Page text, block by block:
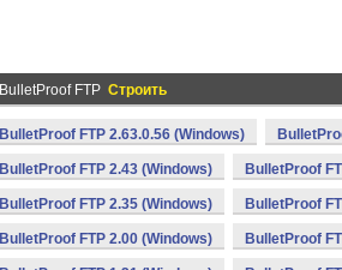
BulletProof FTP Строить
BulletProof FTP 2.63.0.56 (Windows)
BulletProof FTP 2.43 (Windows) BulletProof
BulletProof FTP 2.35 (Windows) BulletProof
BulletProof FTP 2.00 (Windows) BulletProof